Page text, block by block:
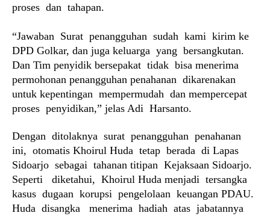
proses dan tahapan.
“Jawaban Surat penangguhan sudah kami kirim ke
DPD Golkar, dan juga keluarga yang bersangkutan.
Dan Tim penyidik bersepakat tidak bisa menerima
permohonan penangguhan penahanan dikarenakan
untuk kepentingan mempermudah dan mempercepat
proses penyidikan,” jelas Adi Harsanto.
Dengan ditolaknya surat penangguhan penahanan
ini, otomatis Khoirul Huda tetap berada di Lapas
Sidoarjo sebagai tahanan titipan Kejaksaan Sidoarjo.
Seperti
diketahui, Khoirul Huda menjadi tersangka
kasus dugaan korupsi pengelolaan keuangan PDAU.
Huda disangka menerima hadiah atas jabatannya